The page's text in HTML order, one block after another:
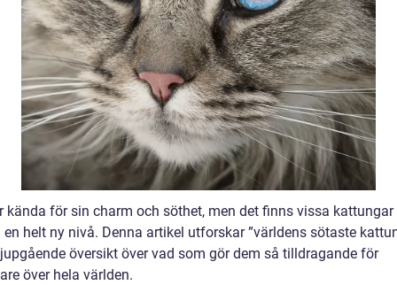
kända för sin charm och söthet, men det finns vissa
helt ny nivå. Denna artikel utforskar ”världens sötaste
översikt över vad som gör dem så tilldragande för
över hela världen.